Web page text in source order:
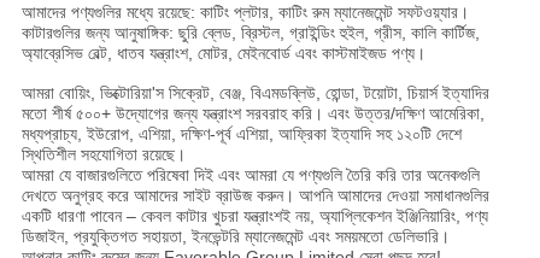
আমাদের পণ্যগুলির মধ্যে রয়েছে: কাটিং প্লটার, কাটিং রুম ম্যানেজমেন্ট সফটওয়্যার।
কাটারগুলির জন্য আনুষাঙ্গিক: ছুরি ব্লেড, ব্রিস্টল, গ্রাইন্ডিং হুইল, গ্রীস, কালি কার্টিজ,
অ্যাব্রেসিভ বেল্ট, ধাতব যন্ত্রাংশ, মোটর, মেইনবোর্ড এবং কাস্টমাইজড পণ্য।
আমরা বোয়িং, ভিক্টোরিয়া'স সিক্রেট, বেঞ্জ, বিএমডব্লিউ, হোন্ডা, টয়োটা, চিয়ার্স ইত্যাদির
মতো শীর্ষ ৫০০+ উদ্যোগের জন্য যন্ত্রাংশ সরবরাহ করি। এবং উত্তর/দক্ষিণ আমেরিকা,
মধ্যপ্রাচ্য, ইউরোপ, এশিয়া, দক্ষিণ-পূর্ব এশিয়া, আফ্রিকা ইত্যাদি সহ ১২০টি দেশে
স্থিতিশীল সহযোগিতা রয়েছে।
আমরা যে বাজারগুলিতে পরিষেবা দিই এবং আমরা যে পণ্যগুলি তৈরি করি তার অনেকগুলি
দেখতে অনুগ্রহ করে আমাদের সাইট ব্রাউজ করুন। আপনি আমাদের দেওয়া সমাধানগুলির
একটি ধারণা পাবেন – কেবল কাটার খুচরা যন্ত্রাংশই নয়, অ্যাপ্লিকেশন ইঞ্জিনিয়ারিং, পণ্য
ডিজাইন, প্রযুক্তিগত সহায়তা, ইনভেন্টরি ম্যানেজমেন্ট এবং সময়মতো ডেলিভারি।